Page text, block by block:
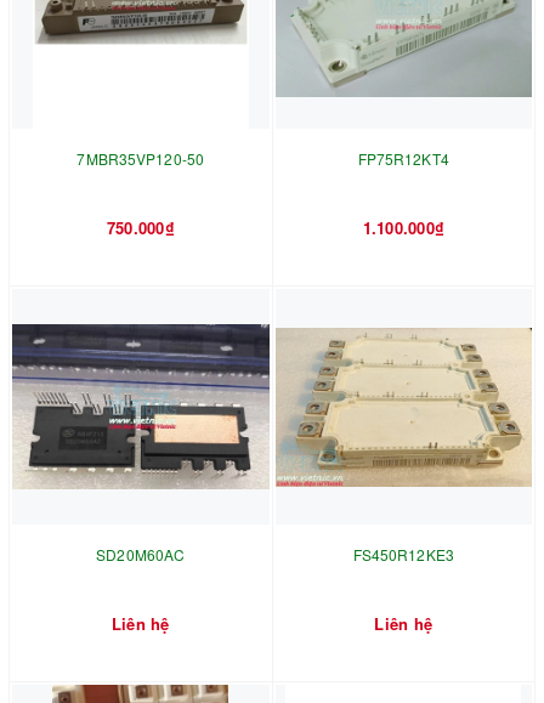
7MBR35VP120-50
750.000₫
FP75R12KT4
1.100.000₫
SD20M60AC
Liên hệ
FS450R12KE3
Liên hệ